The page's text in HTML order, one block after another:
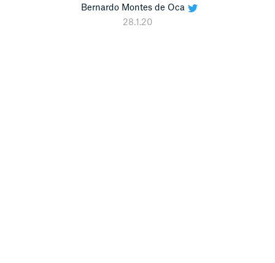
Bernardo Montes de Oca
28.1.20